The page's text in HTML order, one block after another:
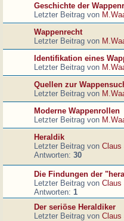
Geschichte der
Letzter Beitrag von
Wappenrecht
Letzter Beitrag von
Identifikation eines
Letzter Beitrag von
Quellen zur
Letzter Beitrag von
Moderne Wappenrollen
Letzter Beitrag von
Heraldik
Letzter Beitrag von Claus
Antworten: 30
Die Findungen der
Letzter Beitrag von Claus
Antworten: 1
Der seriöse Heraldiker
Letzter Beitrag von Claus